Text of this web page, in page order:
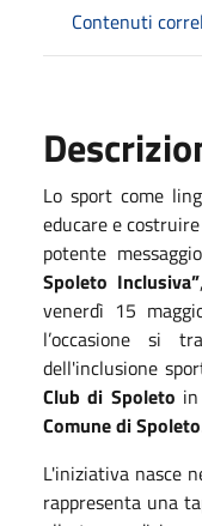
Contenuti
Lo sport come
educare e
potente
Spoleto Inclusiva”
venerdì 15
l’occasione si
dell'inclusione
Club di Spoleto
Comune di Spoleto
L'iniziativa nasce
rappresenta una